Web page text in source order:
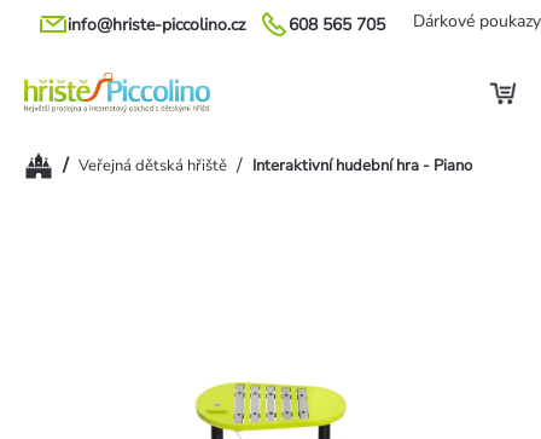
Přejít
608 565 705
info@hriste-piccolino.cz Dárkové poukazy
Domů/ Veřejná dětská hřiště / Interaktivní hudební hra - Piano